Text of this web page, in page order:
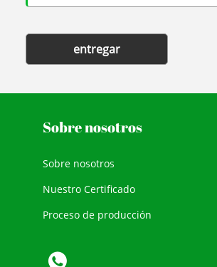
entregar
Sobre nosotros
Sobre nosotros
Nuestro Certificado
Proceso de producción